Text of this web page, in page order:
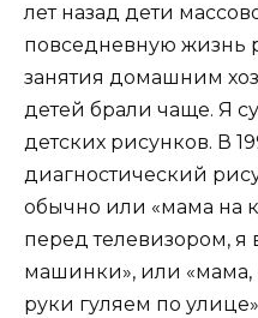
лет назад дети
повседневную жизнь
занятия домашним
детей брали чаще. Я
детских рисунков. В
диагностический
обычно или «мама на
перед телевизором, я
машинки», или «мама,
руки гуляем по